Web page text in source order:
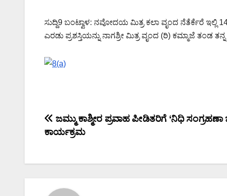
ಸುದ್ದಿ9 ಬಂಟ್ವಾಳ: ನವೋದಯ ಮಿತ್ರ ಕಲಾ ವೃಂದ ನೆತೆರ್ಕೆರೆ ಇಲ್ಲಿ
ಎರಡು ಪ್ರಶಸ್ತಿಯನ್ನು ನಾಗಶ್ರೀ ಮಿತ್ರ ವೃಂದ (ರಿ) ಕಮ್ಮಾಜೆ ತಂಡ
Post
navigation
ಜಮ್ಮು ಕಾಶ್ಮೀರ ಪ್ರವಾಹ ಪೀಡಿತರಿಗೆ ‘ನಿಧಿ ಸಂಗ್ರಹಣಾ
ಕಾರ್ಯಕ್ರಮ